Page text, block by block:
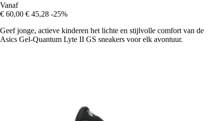
Vanaf
€ 60,00 € 45,28 -25%
Geef jonge, actieve kinderen het lichte en stijlvolle comfort van de
Asics Gel-Quantum Lyte II GS sneakers voor elk avontuur.